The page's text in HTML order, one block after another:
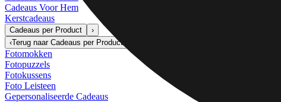
Cadeaus Voor Hem
Kerstcadeaus
Cadeaus per Product
›
‹Terug naar Cadeaus per Product
Fotomokken
Fotopuzzels
Fotokussens
Foto Leisteen
Gepersonaliseerde Cadeaus